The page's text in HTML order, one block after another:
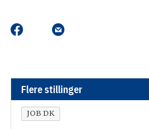
Flere stillinger
JOB DK